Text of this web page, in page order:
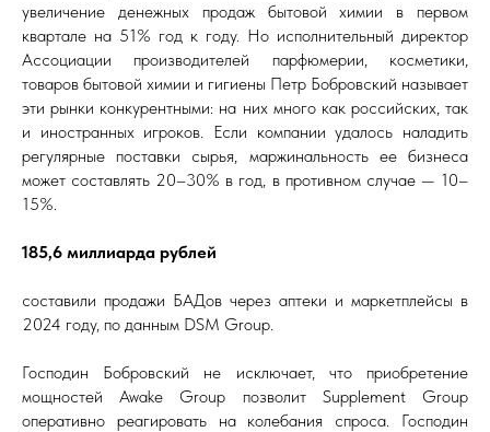
увеличение денежных продаж бытовой химии в первом
квартале на 51% год к году. Но исполнительный директор
Ассоциации производителей парфюмерии, косметики,
товаров бытовой химии и гигиены Петр Бобровский называет
эти рынки конкурентными: на них много как российских, так
и иностранных игроков. Если компании удалось наладить
регулярные поставки сырья, маржинальность ее бизнеса
может составлять 20–30% в год, в противном случае — 10–
15%.
185,6 миллиарда рублей
составили продажи БАДов через аптеки и маркетплейсы в
2024 году, по данным DSM Group.
Господин Бобровский не исключает, что приобретение
мощностей Awake Group позволит Supplement Group
оперативно реагировать на колебания спроса. Господин